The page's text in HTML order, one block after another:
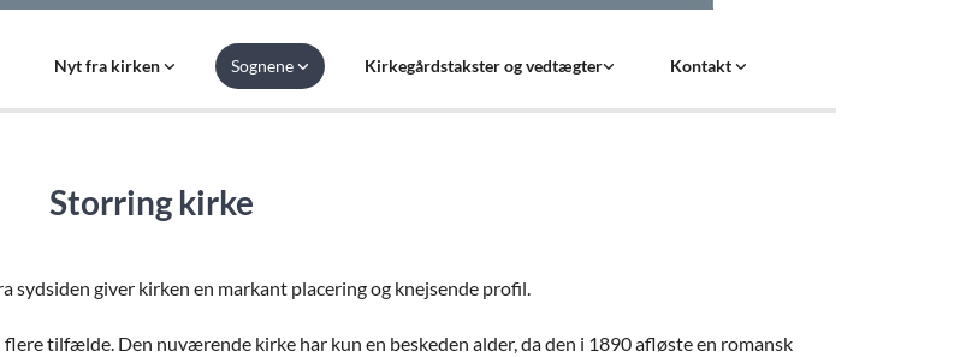
Nyt fra kirken Sognene Kirkegårdstakster og vedtægter Kontakt
Storring kirke
sydsiden giver kirken en markant placering og knejsende profil.
tilfælde. Den nuværende kirke har kun en beskeden alder, da den i 1890 afløste en romansk